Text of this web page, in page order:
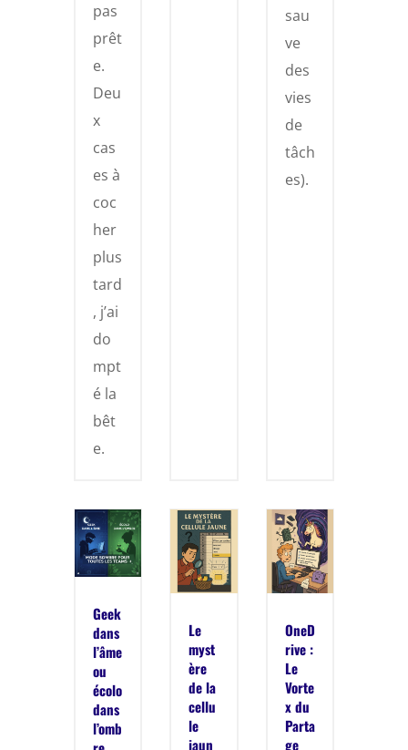
pas
prêt
e.
Deu
x
cas
es à
coc
her
plus
tard
, j’ai
do
mpt
é la
bêt
e.
sau
ve
des
vies
de
tâch
es).
Geek
dans
l’âme
ou
écolo
dans
l’omb
Le
myst
ère
de la
cellu
le
jaun
OneD
rive :
Le
Vorte
x du
Parta
ge